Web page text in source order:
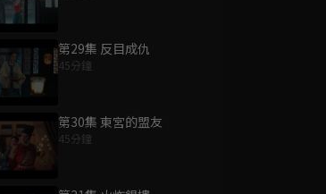
第29集 反目成仇
45分鐘
第30集 東宮的盟友
45分鐘